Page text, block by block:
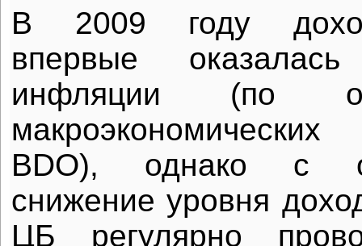
В 2009 году
впервые
инфляции (по
BDO), однако с
снижение уровня
ЦБ регулярно